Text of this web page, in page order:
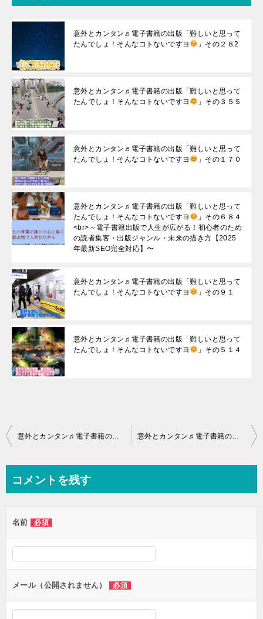
意外とカンタン♬電子書籍の出版「難しいと思って
たんでしょ！そんなコトないですヨ
」その２８2
意外とカンタン♬電子書籍の出版「難しいと思って
たんでしょ！そんなコトないですヨ
」その３５５
意外とカンタン♬電子書籍の出版「難しいと思って
たんでしょ！そんなコトないですヨ
」その１７０
意外とカンタン♬電子書籍の出版「難しいと思って
たんでしょ！そんなコトないですヨ
」その６８４
<br>～電子書籍出版で人生が広がる！初心者のため
の読者集客・出版ジャンル・未来の描き方【2025
年最新SEO完全対応】〜
意外とカンタン♬電子書籍の出版「難しいと思って
たんでしょ！そんなコトないですヨ
」その９１
意外とカンタン♬電子書籍の出版「難しいと思って
たんでしょ！そんなコトないですヨ
」その５１４
投
ビ
ー
シ
ン
意外とカンタン♬電子書籍の出版「難しいと思ってたんでしょ！そんなコトないですヨ 意外とカンタン♬電子書籍の出版「難しいと思ってたんでしょ！そんなコトないですヨ
コメントを残す
名前 必須
メール（公開されません） 必須